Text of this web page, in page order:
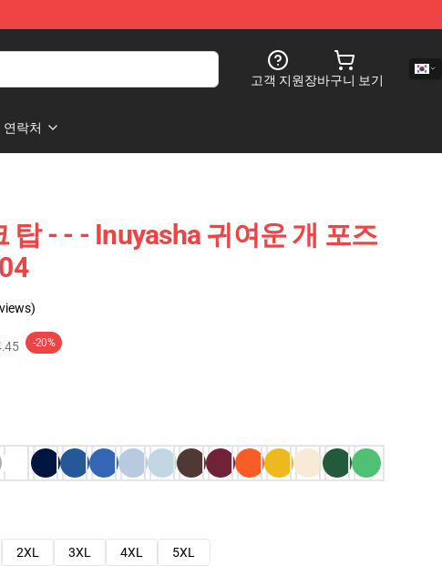
고객 지원장바구니 보기
연락처
탑 - - - Inuyasha 귀여운 개 포즈
-20%
2XL 3XL 4XL
5XL